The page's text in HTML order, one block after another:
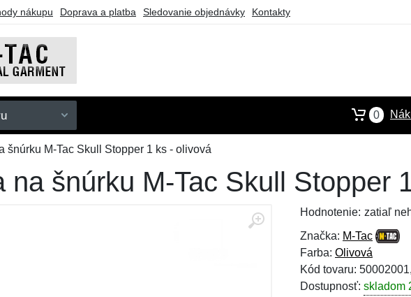
nákupu Doprava a platba Sledovanie objednávky Kontakty
0
šnúrku M-Tac Skull Stopper 1 ks - olivová
na šnúrku M-Tac Skull Stopper
Hodnotenie: zatiaľ
Značka: M-Tac
Farba: Olivová
Kód tovaru:
Dostupnosť: skladom